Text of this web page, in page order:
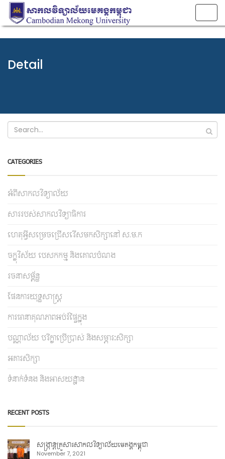
Detail
CATEGORIES
អំពីសាកលវិទ្យាល័យ
សាររបស់សាកលវិទ្យាធិការ
ហេតុអ្វីសម្រេចជ្រើសរើសមកសិក្សានៅ ស.ម.ក
ចក្ខុវិស័យ បេសកកម្ម និងគោលបំណង
រចនាសម្ព័ន្ធ
ផែនការយុទ្ធសាស្រ្ត
ការធានាគុណភាពអប់រំផ្ទៃក្នុង
បណ្ណាល័យ បរិក្ខាប្រើប្រាស់ និងសម្ភារៈសិក្សា
អគារសិក្សា
ទំនាក់ទំនង និងអាសយដ្ឋាន
RECENT POSTS
សង្ក្រាន្តគ្រួសារសាកលវិទ្យាល័យមេគង្គកម្ពុជា
November 7, 2021